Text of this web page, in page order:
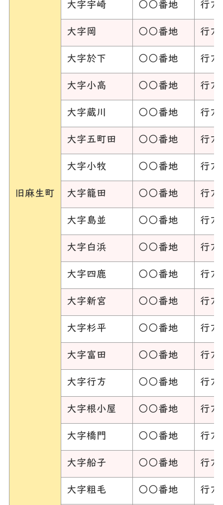
旧麻生町
大字宇崎 ○○番地 行方
大字岡 ○○番地 行方
大字於下 ○○番地 行方
大字小高 ○○番地 行方
大字蔵川 ○○番地 行方
大字五町田 ○○番地 行方
大字小牧 ○○番地 行方
大字籠田 ○○番地 行方
大字島並 ○○番地 行方
大字白浜 ○○番地 行方
大字四鹿 ○○番地 行方
大字新宮 ○○番地 行方
大字杉平 ○○番地 行方
大字富田 ○○番地 行方
大字行方 ○○番地 行方
大字根小屋 ○○番地 行方
大字橋門 ○○番地 行方
大字船子 ○○番地 行方
大字粗毛 ○○番地 行方